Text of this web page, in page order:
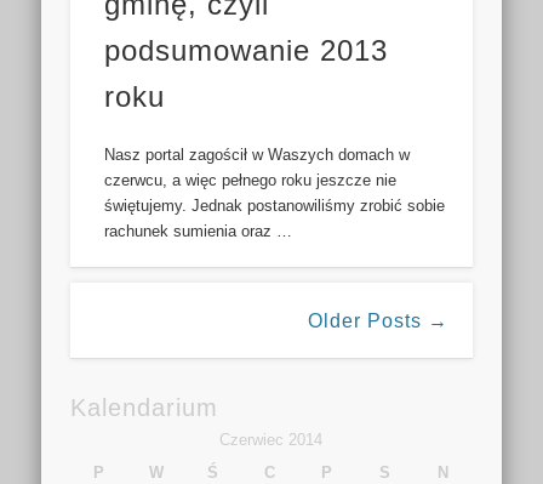
podsumowanie 2013
roku
Nasz portal zagościł w Waszych domach w
czerwcu, a więc pełnego roku jeszcze nie
świętujemy. Jednak postanowiliśmy zrobić sobie
rachunek sumienia oraz …
Older Posts →
Kalendarium
Czerwiec 2014
P
W Ś C P S N